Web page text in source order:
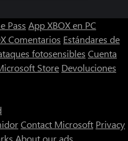
Pass App XBOX en PC
Comentarios Estándares de
fotosensibles Cuenta
Store Devoluciones
Contact Microsoft Privacy
About our ads